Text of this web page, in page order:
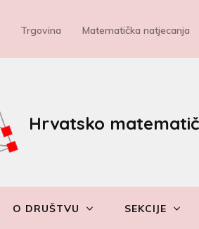
Trgovina Matematička natjecanja
Hrvatsko
O DRUŠTVU SEKCIJE